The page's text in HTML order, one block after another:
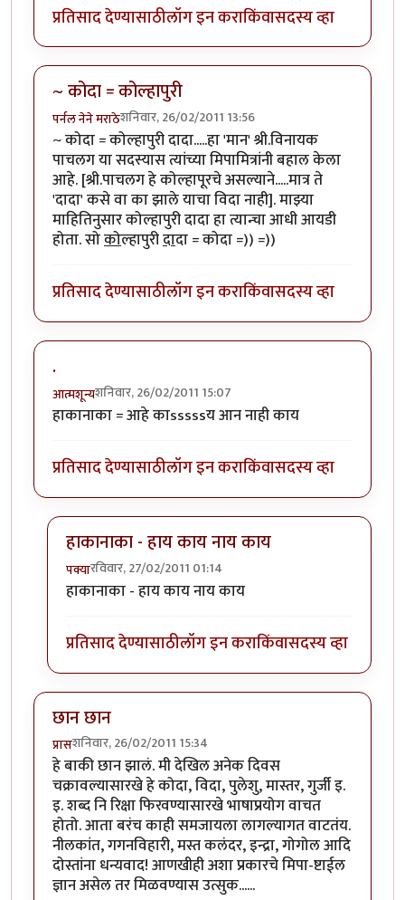
प्रतिसाद देण्यासाठीलॉग इन कराकिंवासदस्य व्हा
~ कोदा = कोल्हापुरी
पर्नल नेने मराठेशनिवार, 26/02/2011 13:56
~ कोदा = कोल्हापुरी दादा.....हा 'मान' श्री.विनायक
पाचलग या सदस्यास त्यांच्या मिपामित्रांनी बहाल केला
आहे. [श्री.पाचलग हे कोल्हापूरचे असल्याने.....मात्र ते
'दादा' कसे वा का झाले याचा विदा नाही]. माझ्या
माहितिनुसार कोल्हापुरी दादा हा त्यान्चा आधी आयडी
होता. सोकोल्हापुरीदादा = कोदा =)) =))
प्रतिसाद देण्यासाठीलॉग इन कराकिंवासदस्य व्हा
.
आत्मशून्यशनिवार, 26/02/2011 15:07
हाकानाका = आहे काsssssय आन नाही काय
प्रतिसाद देण्यासाठीलॉग इन कराकिंवासदस्य व्हा
हाकानाका - हाय काय नाय काय
पक्यारविवार, 27/02/2011 01:14
In reply tobyआत्मशून्य
हाकानाका - हाय काय नाय काय
प्रतिसाद देण्यासाठीलॉग इन कराकिंवासदस्य व्हा
छान छान
प्रासशनिवार, 26/02/2011 15:34
हे बाकी छान झालं. मी देखिल अनेक दिवस
चक्रावल्यासारखे हे कोदा, विदा, पुलेशु, मास्तर, गुर्जी इ.
इ. शब्द नि रिक्षा फिरवण्यासारखे भाषाप्रयोग वाचत
होतो. आता बरंच काही समजायला लागल्यागत वाटतंय.
नीलकांत, गगनविहारी, मस्त कलंदर, इन्द्रा, गोगोल आदि
दोस्तांना धन्यवाद! आणखीही अशा प्रकारचे मिपा-ष्टाईल
ज्ञान असेल तर मिळवण्यास उत्सुक......